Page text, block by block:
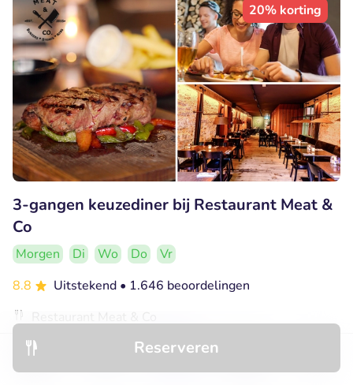
Reserveren
20% korting
3-gangen keuzediner bij Restaurant Meat &
Co
Morgen Di Wo Do
Vr
8.8
Uitstekend • 1.646 beoordelingen
Alkmaar (6km)
Verkocht: 234
€36,80 €29,50